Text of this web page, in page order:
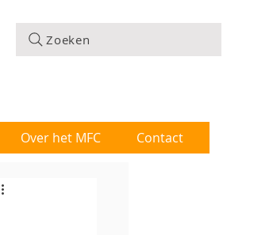
Zoeken
Over het MFC Contact